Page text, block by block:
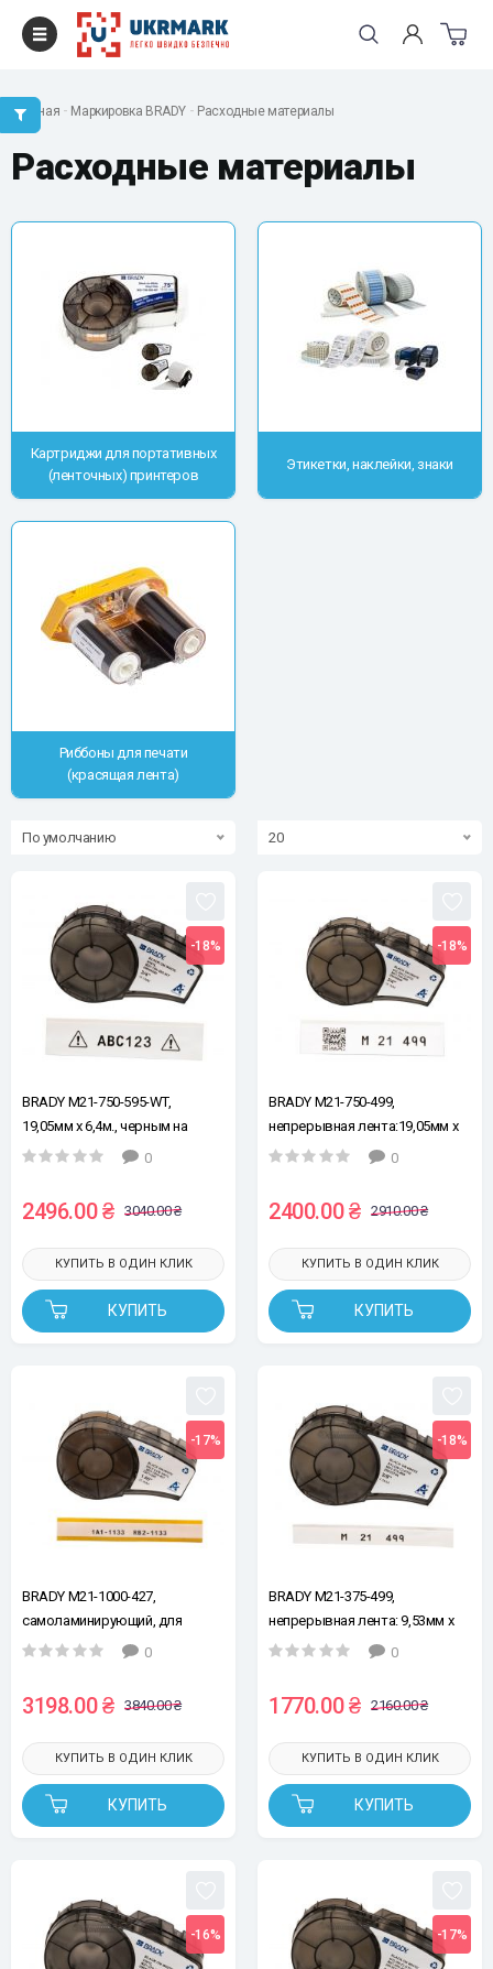
Главная Маркировка BRADY Расходные материалы
Расходные материалы
Картриджи для портативных
(ленточных) принтеров
Этикетки, наклейки, знаки
Риббоны для печати
(красящая лента)
По умолчанию 20
-18%
BRADY M21-750-595-WT,
19,05мм х 6,4м., черным на
белом, винил, лента для
0
2496.00 ₴ 3040.00 ₴
КУПИТЬ
КУПИТЬ В ОДИН КЛИК
-18%
BRADY M21-750-499,
непрерывная лента:19,05мм х
4,87м, черным на белом,
этикеток
0
2400.00 ₴ 2910.00 ₴
КУПИТЬ
КУПИТЬ В ОДИН КЛИК
-17%
BRADY M21-1000-427,
самоламинирующий, для
провода Ø2,7 - 5,1мм, черный
этикеток
0
3198.00 ₴ 3840.00 ₴
КУПИТЬ
КУПИТЬ В ОДИН КЛИК
-18%
BRADY M21-375-499,
непрерывная лента: 9,53мм х
4,87м, черным на белом,
этикеток
0
1770.00 ₴ 2160.00 ₴
КУПИТЬ
КУПИТЬ В ОДИН КЛИК
-16% -17%